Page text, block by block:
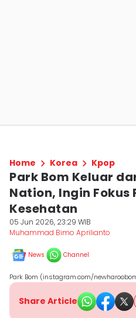
Home Korea Kpop
Park Bom Keluar
Nation, Ingin Fokus
Kesehatan
05 Jun 2026, 23:29 WIB
Muhammad Bimo Aprilianto
News Channel
Park Bom (instagram.com/
Share Article